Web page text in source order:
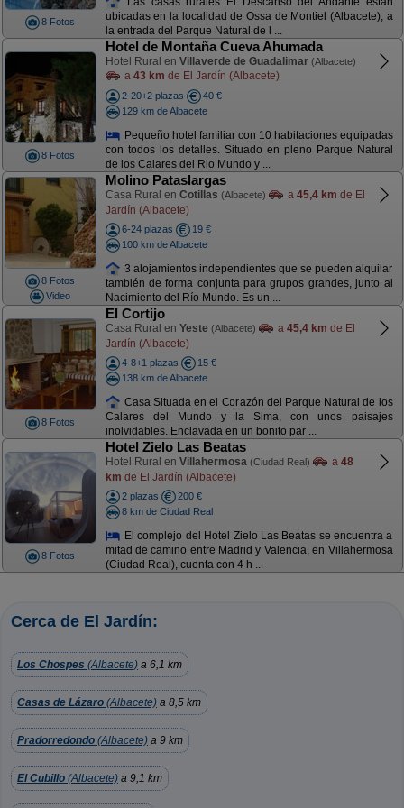
8 Fotos
ubicadas en la localidad de Ossa de Montiel (Albacete), a
la entrada del Parque Natural de l ...
8 Fotos
Hotel de Montaña Cueva Ahumada
Hotel Rural en Villaverde de Guadalimar (Albacete)
a 43 km de El Jardín (Albacete)
2-20+2 plazas
40 €
129 km de Albacete
Pequeño hotel familiar con 10 habitaciones equipadas
con todos los detalles. Situado en pleno Parque Natural
de los Calares del Rio Mundo y ...
8 Fotos
Video
Molino Pataslargas
Casa Rural en Cotillas (Albacete) a 45,4 km de El
Jardín (Albacete)
6-24 plazas
19 €
100 km de Albacete
3 alojamientos independientes que se pueden alquilar
también de forma conjunta para grupos grandes, junto al
Nacimiento del Río Mundo. Es un ...
8 Fotos
El Cortijo
Casa Rural en Yeste (Albacete) a 45,4 km de El
Jardín (Albacete)
4-8+1 plazas
15 €
138 km de Albacete
Casa Situada en el Corazón del Parque Natural de los
Calares del Mundo y la Sima, con unos paisajes
inolvidables. Enclavada en un bonito par ...
8 Fotos
Hotel Zielo Las Beatas
Hotel Rural en Villahermosa (Ciudad Real) a 48
km de El Jardín (Albacete)
2 plazas
200 €
8 km de Ciudad Real
El complejo del Hotel Zielo Las Beatas se encuentra a
mitad de camino entre Madrid y Valencia, en Villahermosa
(Ciudad Real), cuenta con 4 h ...
Cerca de El Jardín:
Los Chospes (Albacete) a 6,1 km
Casas de Lázaro (Albacete) a 8,5 km
Pradorredondo (Albacete) a 9 km
El Cubillo (Albacete) a 9,1 km